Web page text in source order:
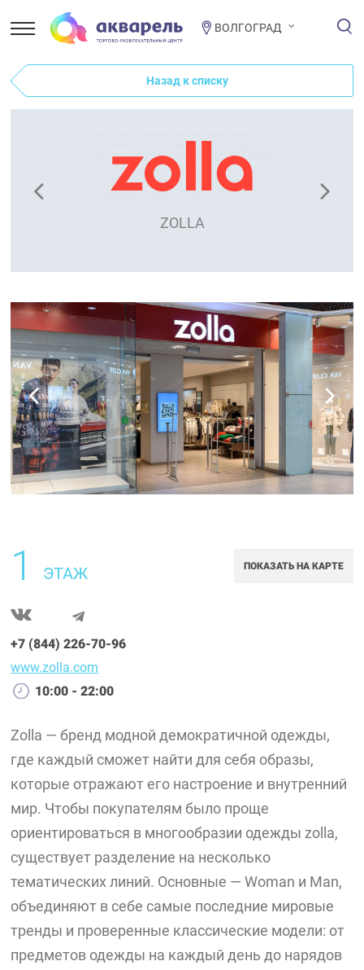
ВОЛГОГРАД
Назад к списку
ZOLLA
1 ЭТАЖ ПОКАЗАТЬ НА КАРТЕ
+7 (844) 226-70-96
www.zolla.com
10:00 - 22:00
Zolla — бренд модной демократичной одежды,
где каждый сможет найти для себя образы,
которые отражают его настроение и внутренний
мир. Чтобы покупателям было проще
ориентироваться в многообразии одежды zolla,
существует разделение на несколько
тематических линий. Основные — Woman и Man,
объединяют в себе самые последние мировые
тренды и проверенные классические модели: от
предметов одежды на каждый день до нарядов